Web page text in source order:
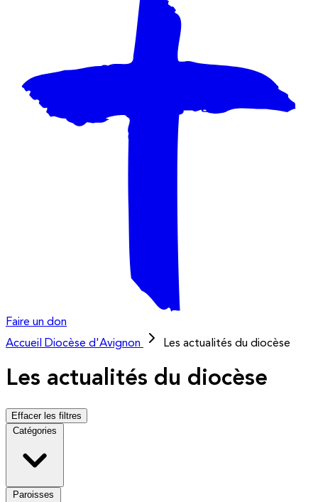
Faire un don
Accueil
Diocèse d'Avignon Les actualités du diocèse
Les actualités du diocèse
Effacer les filtres
Catégories
Paroisses